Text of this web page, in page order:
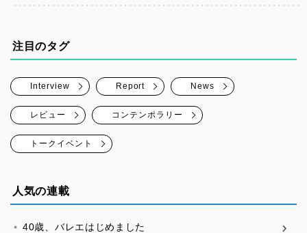
注目のタグ
Interview Report News
レビュー コンテンポラリー
トークイベント
人気の連載
40歳、バレエはじめました